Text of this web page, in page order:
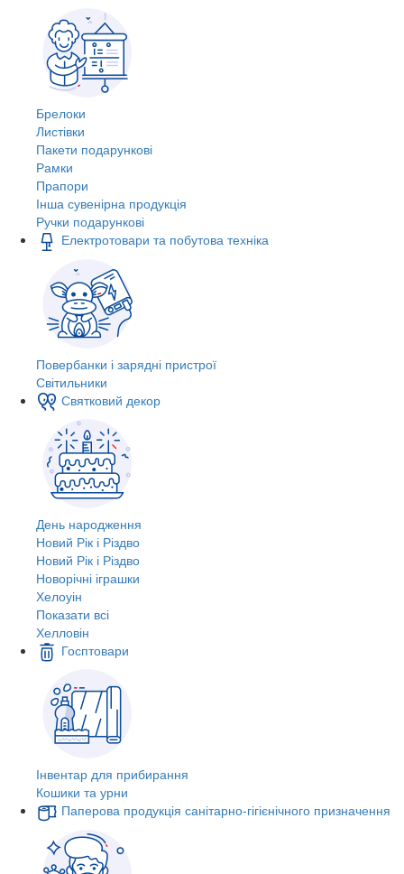
Брелоки
Листівки
Пакети подарункові
Рамки
Прапори
Інша сувенірна продукція
Ручки подарункові
Електротовари та побутова техніка
Повербанки і зарядні пристрої
Світильники
Святковий декор
День народження
Новий Рік і Різдво
Новий Рік і Різдво
Новорічні іграшки
Хелоуін
Показати всі
Хелловін
Госптовари
Інвентар для прибирання
Кошики та урни
Паперова продукція санітарно-гігієнічного призначення